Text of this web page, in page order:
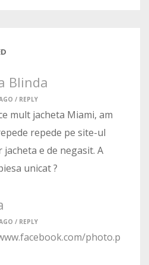
Blinda
/ REPLY
mult jacheta Miami, am
repede pe site-ul
jacheta e de negasit. A
unicat ?
/ REPLY
photo.p